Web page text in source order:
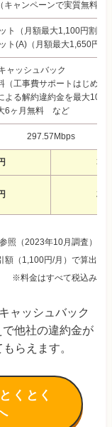
（キャンペーンで実質無料）
ト（月額最大1,100円割引
ト(A)（月額最大1,650円割
ャッシュバック
（工事費サポートはじめて
よる解約違約金を最大
6ヶ月無料 など
297.57Mbps
照（2023年10月調査）
（1,100円/月）で算出
※料金はすべて税込み
ャッシュバック
他社の違約金が
らえます。
くとく